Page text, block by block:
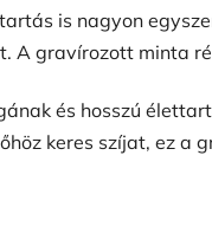
is nagyon
A gravírozott minta
és hosszú
keres szíjat, ez a